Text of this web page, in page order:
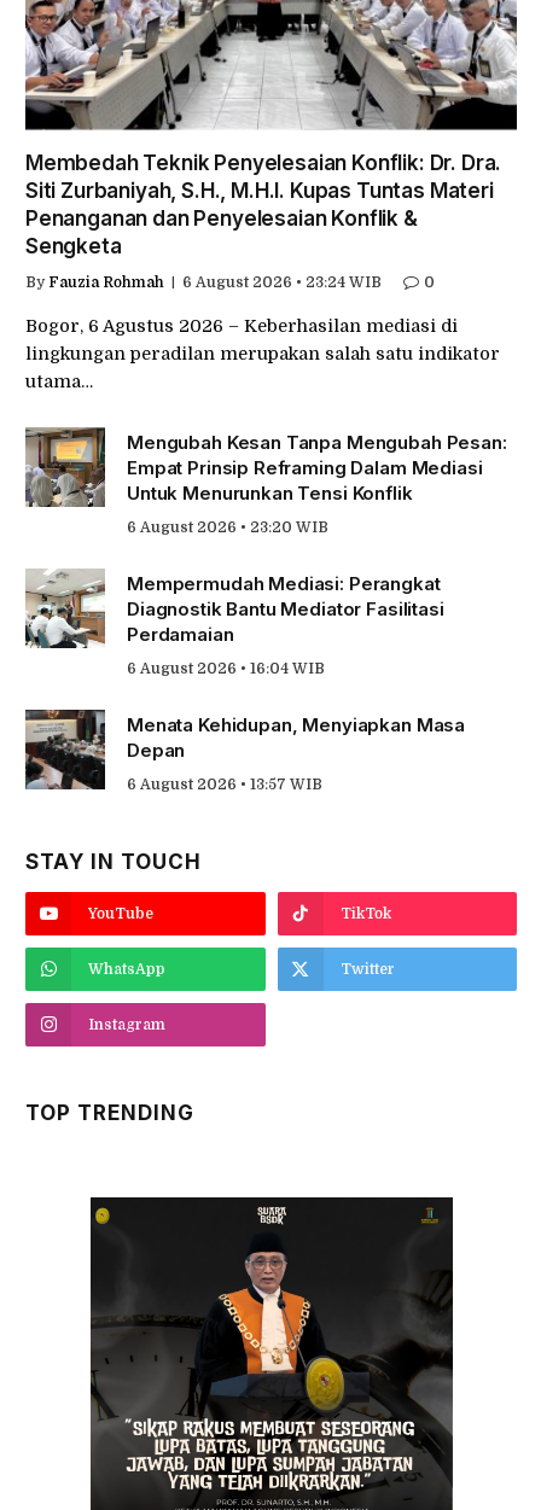
Membedah Teknik Penyelesaian Konflik: Dr. Dra.
Siti Zurbaniyah, S.H., M.H.I. Kupas Tuntas Materi
Penanganan dan Penyelesaian Konflik &
Sengketa
By Fauzia Rohmah 6 August 2026 • 23:24 WIB 0
Bogor, 6 Agustus 2026 – Keberhasilan mediasi di
lingkungan peradilan merupakan salah satu indikator
utama…
Mengubah Kesan Tanpa Mengubah Pesan:
Empat Prinsip Reframing Dalam Mediasi
Untuk Menurunkan Tensi Konflik
6 August 2026 • 23:20 WIB
Mempermudah Mediasi: Perangkat
Diagnostik Bantu Mediator Fasilitasi
Perdamaian
6 August 2026 • 16:04 WIB
Menata Kehidupan, Menyiapkan Masa
Depan
6 August 2026 • 13:57 WIB
STAY IN TOUCH
YouTube TikTok
WhatsApp Twitter
Instagram
TOP TRENDING